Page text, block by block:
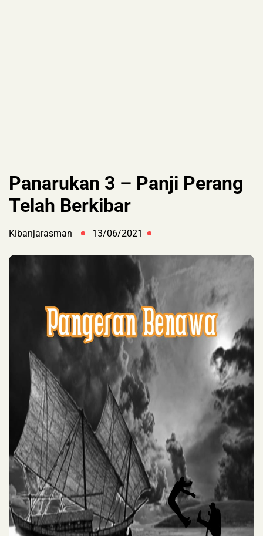
Panarukan 3 – Panji Perang
Telah Berkibar
Kibanjarasman 13/06/2021